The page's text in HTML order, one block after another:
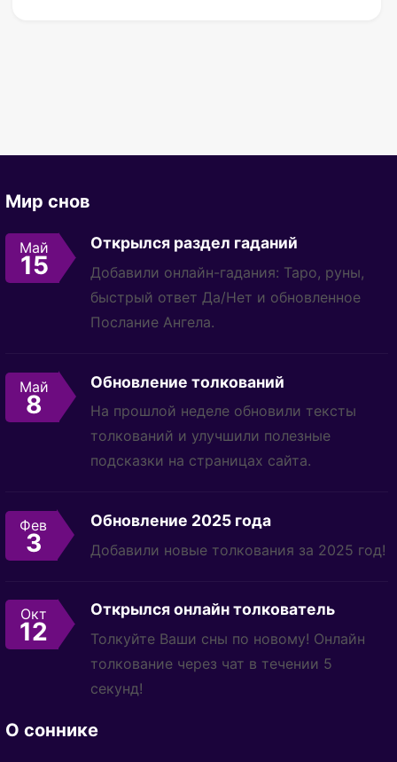
Мир снов
Май
15
Открылся раздел гаданий
Добавили онлайн-гадания: Таро, руны,
быстрый ответ Да/Нет и обновленное
Послание Ангела.
Май
8
Обновление толкований
На прошлой неделе обновили тексты
толкований и улучшили полезные
подсказки на страницах сайта.
Фев
3
Обновление 2025 года
Добавили новые толкования за 2025 год!
Окт
12
Открылся онлайн толкователь
Толкуйте Ваши сны по новому! Онлайн
толкование через чат в течении 5
секунд!
О соннике